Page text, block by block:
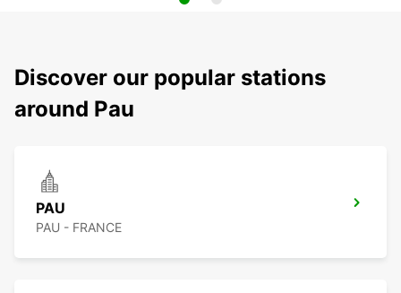
Discover our popular stations
around Pau
PAU
PAU - FRANCE